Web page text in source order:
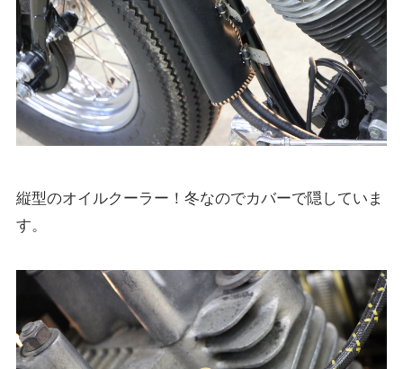
縦型のオイルクーラー！冬なのでカバーで隠していま
す。